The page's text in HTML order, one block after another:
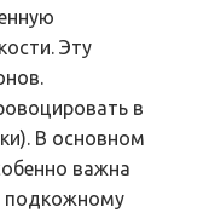
Эту
в
В основном
важна
подкожному